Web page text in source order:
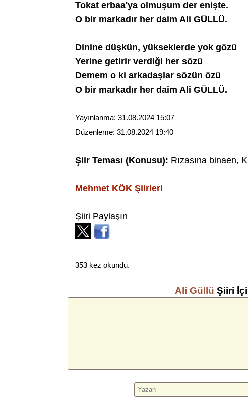
Tokat erbaa'ya olmuşum der enişte.
O bir markadır her daim Ali GÜLLÜ.
Dinine düşkün, yükseklerde yok gözü
Yerine getirir verdiği her sözü
Demem o ki arkadaşlar sözün özü
O bir markadır her daim Ali GÜLLÜ.
Yayınlanma:31.08.2024 15:07
Düzenleme:31.08.2024 19:40
Şiir Teması (Konusu): Rızasına binaen,
Mehmet KÖK Şiirleri
Şiiri Paylaşın
353 kez okundu.
Ali Güllü Şiiri